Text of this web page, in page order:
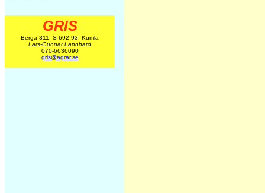
GRIS
Berga 311, S-692 93. Kumla
Lars-Gunnar Lannhard
070-6636090
gris@agrar.se